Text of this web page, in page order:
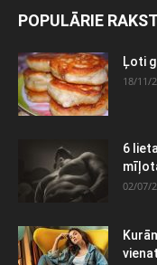
POPULĀRIE
Ļoti
18/11/
6
02/07/